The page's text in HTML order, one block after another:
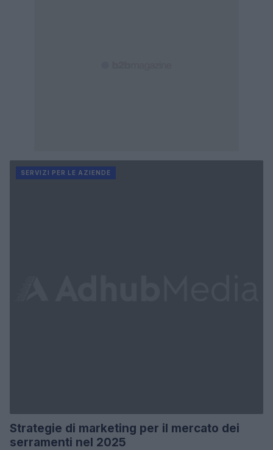
SERVIZI PER LE AZIENDE
Strategie di marketing per il mercato dei
serramenti nel 2025